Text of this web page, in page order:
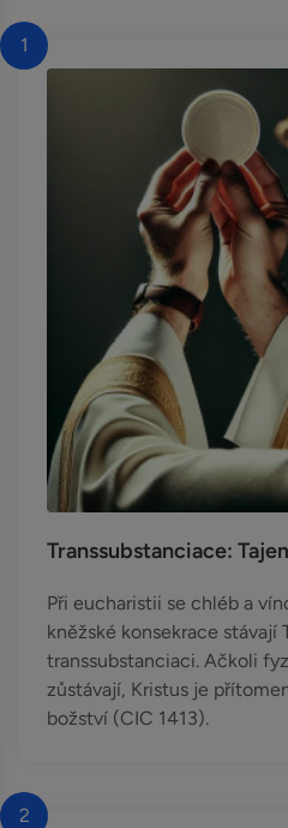
Transsubstanciace:
Při eucharistii se chléb a
kněžské konsekrace stávají
transsubstanciaci. Ačkoli
zůstávají, Kristus je
božství (CIC 1413).
1
2